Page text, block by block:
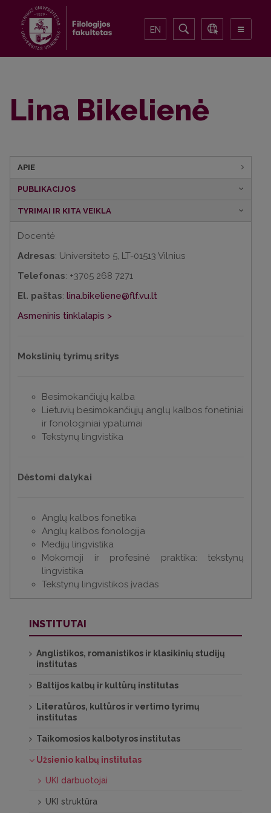
EN
Lina Bikelienė
APIE
PUBLIKACIJOS
TYRIMAI IR KITA VEIKLA
Docentė
Adresas: Universiteto 5, LT-01513 Vilnius
Telefonas: +3705 268 7271
El. paštas: lina.bikeliene@flf.vu.lt
Asmeninis tinklalapis >
Mokslinių tyrimų sritys
Besimokančiųjų kalba
Lietuvių besimokančiųjų anglų kalbos fonetiniai
ir fonologiniai ypatumai
Tekstynų lingvistika
Dėstomi dalykai
Anglų kalbos fonetika
Anglų kalbos fonologija
Medijų lingvistika
Mokomoji ir profesinė praktika: tekstynų
lingvistika
Tekstynų lingvistikos įvadas
INSTITUTAI
Anglistikos, romanistikos ir klasikinių studijų
institutas
Baltijos kalbų ir kultūrų institutas
Literatūros, kultūros ir vertimo tyrimų
institutas
Taikomosios kalbotyros institutas
Užsienio kalbų institutas
UKI darbuotojai
UKI struktūra